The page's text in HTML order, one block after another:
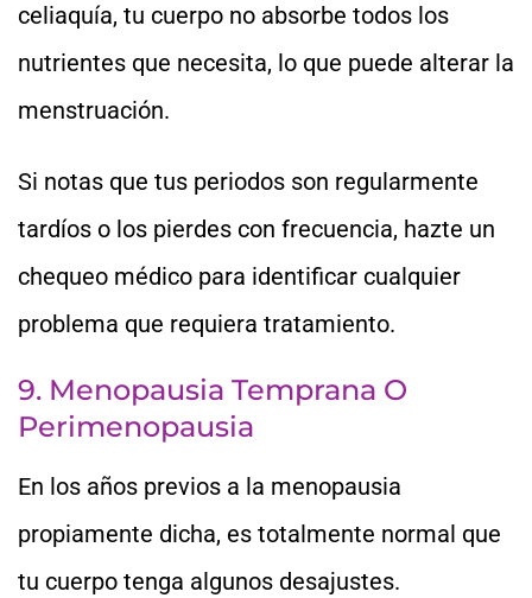
celiaquía, tu cuerpo no absorbe todos los
nutrientes que necesita, lo que puede alterar la
menstruación.
Si notas que tus periodos son regularmente
tardíos o los pierdes con frecuencia, hazte un
chequeo médico para identificar cualquier
problema que requiera tratamiento.
9. Menopausia Temprana O
Perimenopausia
En los años previos a la menopausia
propiamente dicha, es totalmente normal que
tu cuerpo tenga algunos desajustes.